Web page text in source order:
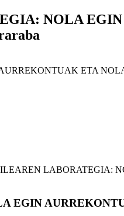
NOLA
ETA
LABORATEGIA:
EGIN